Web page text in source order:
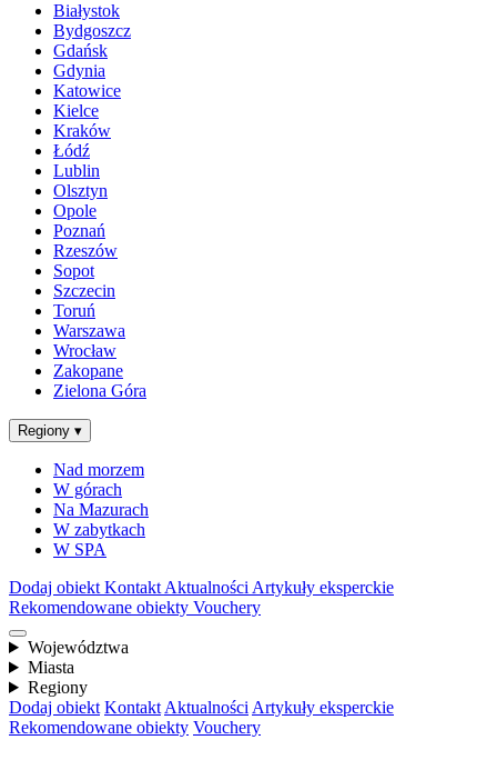
Białystok
Bydgoszcz
Gdańsk
Gdynia
Katowice
Kielce
Kraków
Łódź
Lublin
Olsztyn
Opole
Poznań
Rzeszów
Sopot
Szczecin
Toruń
Warszawa
Wrocław
Zakopane
Zielona Góra
Regiony ▾
Nad morzem
W górach
Na Mazurach
W zabytkach
W SPA
Dodaj obiekt Kontakt Aktualności Artykuły eksperckie
Rekomendowane obiekty Vouchery
Województwa
Miasta
Regiony
Dodaj obiekt Kontakt Aktualności Artykuły eksperckie
Rekomendowane obiekty Vouchery